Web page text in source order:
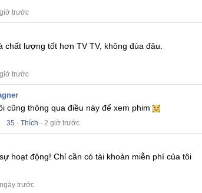
giờ trước
chất lượng tốt hơn TV TV, không đùa đâu.
giờ trước
cũng thông qua điều này để xem phim
35 · Thích · 2 giờ trước
hoạt động! Chỉ cần có tài khoản miễn phí của tôi
ngày trước